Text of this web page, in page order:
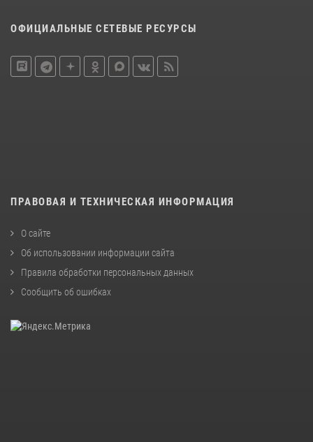
ОФИЦИАЛЬНЫЕ СЕТЕВЫЕ РЕСУРСЫ
ПРАВОВАЯ И ТЕХНИЧЕСКАЯ ИНФОРМАЦИЯ
О сайте
Об использовании информации сайта
Правила обработки персональных данных
Сообщить об ошибках